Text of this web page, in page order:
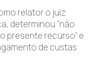
relator o juiz
determinou “não
presente recurso” e
de custas